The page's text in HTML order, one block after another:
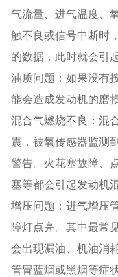
气流量、进气温度、
触不良或信号中断时
的数据，此时就会引
油质问题：如果没有
能会造成发动机的磨
混合气燃烧不良：混
震，被氧传感器监测
警告。火花塞故障、
塞等都会引起发动机
增压问题：进气增压
障灯点亮。其中最常
会出现漏油、机油消
管冒蓝烟或黑烟等症状